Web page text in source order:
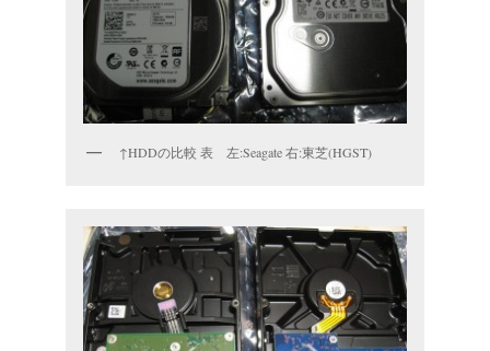
↑HDDの比較 表 左:Seagate 右:東芝(HGST)